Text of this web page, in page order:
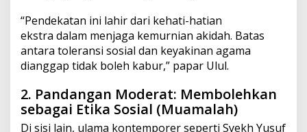
“Pendekatan ini lahir dari kehati-hatian
ekstra dalam menjaga kemurnian akidah. Batas
antara toleransi sosial dan keyakinan agama
dianggap tidak boleh kabur,” papar Ulul.
2. Pandangan Moderat: Membolehkan
sebagai Etika Sosial (Muamalah)
Di sisi lain, ulama kontemporer seperti Syekh Yusuf